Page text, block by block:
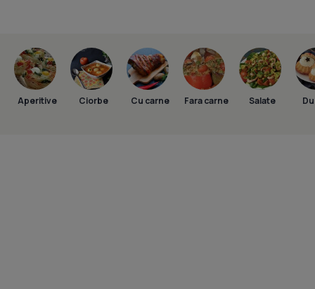
Aperitive Ciorbe Cu carne Fara carne Salate